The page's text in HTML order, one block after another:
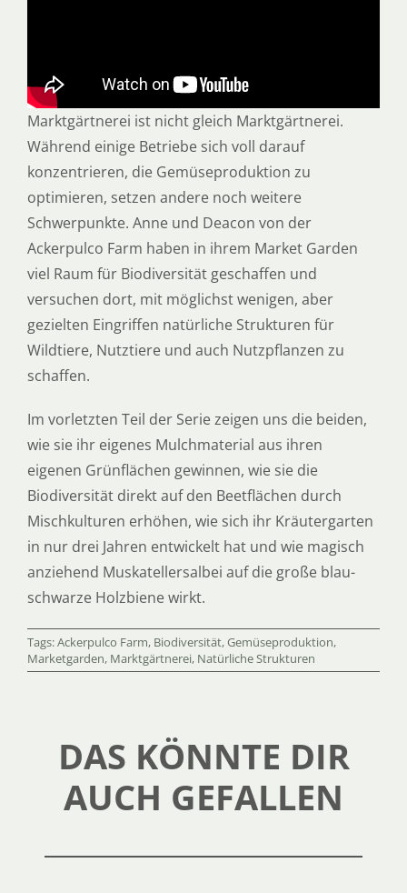
Marktgärtnerei ist nicht gleich Marktgärtnerei.
Während einige Betriebe sich voll darauf
konzentrieren, die Gemüseproduktion zu
optimieren, setzen andere noch weitere
Schwerpunkte. Anne und Deacon von der
Ackerpulco Farm haben in ihrem Market Garden
viel Raum für Biodiversität geschaffen und
versuchen dort, mit möglichst wenigen, aber
gezielten Eingriffen natürliche Strukturen für
Wildtiere, Nutztiere und auch Nutzpflanzen zu
schaffen.
Im vorletzten Teil der Serie zeigen uns die beiden,
wie sie ihr eigenes Mulchmaterial aus ihren
eigenen Grünflächen gewinnen, wie sie die
Biodiversität direkt auf den Beetflächen durch
Mischkulturen erhöhen, wie sich ihr Kräutergarten
in nur drei Jahren entwickelt hat und wie magisch
anziehend Muskatellersalbei auf die große blau-
schwarze Holzbiene wirkt.
Tags:Ackerpulco Farm, Biodiversität,Gemüseproduktion,
Marketgarden, Marktgärtnerei, Natürliche Strukturen
DAS KÖNNTE DIR
AUCH GEFALLEN